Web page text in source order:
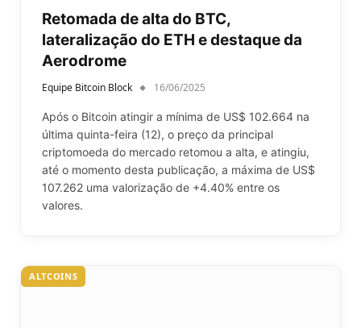
Retomada de alta do BTC,
lateralização do ETH e destaque da
Aerodrome
Equipe Bitcoin Block 16/06/2025
Após o Bitcoin atingir a mínima de US$ 102.664 na
última quinta-feira (12), o preço da principal
criptomoeda do mercado retomou a alta, e atingiu,
até o momento desta publicação, a máxima de US$
107.262 uma valorização de +4.40% entre os
valores.
ALTCOINS